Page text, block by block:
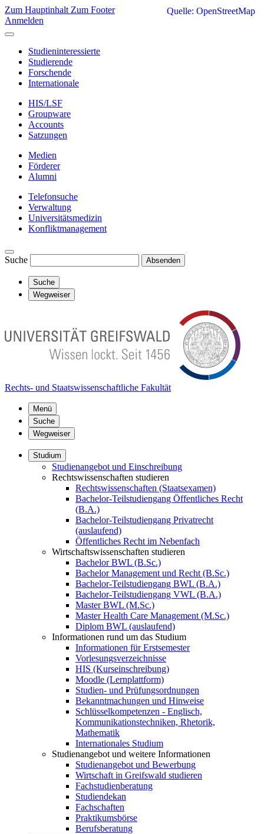
Zum Hauptinhalt Zum Footer
Anmelden
Studieninteressierte
Studierende
Forschende
Internationale
HIS/LSF
Groupware
Accounts
Satzungen
Medien
Förderer
Alumni
Telefonsuche
Verwaltung
Universitätsmedizin
Konfliktmanagement
Suche Absenden
Suche
Wegweiser
Rechts- und Staatswissenschaftliche Fakultät
Menü
Suche
Wegweiser
Studium
Studienangebot und Einschreibung
Rechtswissenschaften studieren
Rechtswissenschaften (Staatsexamen)
Bachelor-Teilstudiengang Öffentliches Recht
(B.A.)
Bachelor-Teilstudiengang Privatrecht
(auslaufend)
Öffentliches Recht im Nebenfach
Wirtschaftswissenschaften studieren
Bachelor BWL (B.Sc.)
Bachelor Management und Recht (B.Sc.)
Bachelor-Teilstudiengang BWL (B.A.)
Bachelor-Teilstudiengang VWL (B.A.)
Master BWL (M.Sc.)
Master Health Care Management (M.Sc.)
Diplom BWL (auslaufend)
Informationen rund um das Studium
Informationen für Erstsemester
Vorlesungsverzeichnisse
HIS (Kurseinschreibung)
Moodle (Lernplattform)
Studien- und Prüfungsordnungen
Bekanntmachungen und Hinweise
Schlüsselkompetenzen - Englisch,
Kommunikationstechniken, Rhetorik,
Mathematik
Internationales Studium
Studienangebot und weitere Informationen
Studienangebot und Bewerbung
Wirtschaft in Greifswald studieren
Fachstudienberatung
Studiendekan
Fachschaften
Praktikumsbörse
Berufsberatung
Quelle: OpenStreetMap